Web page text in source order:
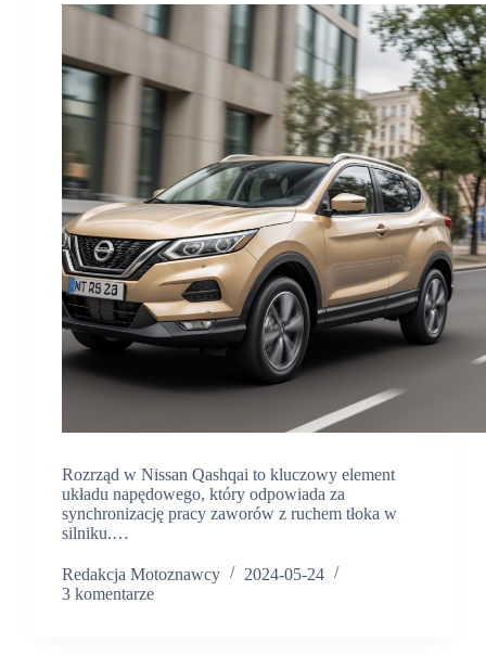
Rozrząd w Nissan Qashqai to kluczowy element
układu napędowego, który odpowiada za
synchronizację pracy zaworów z ruchem tłoka w
silniku.…
Redakcja Motoznawcy
2024-05-24
3 komentarze